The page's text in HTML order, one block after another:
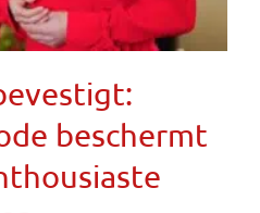
beschermt